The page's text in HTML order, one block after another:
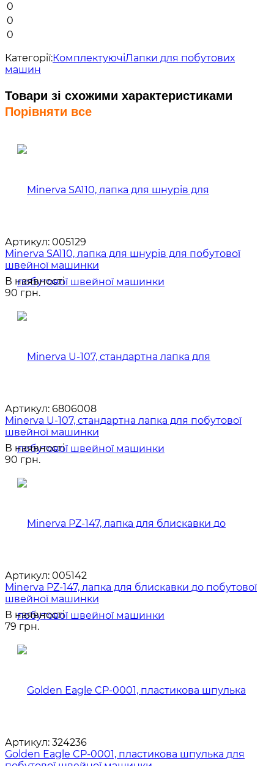
0
0
0
Категорії:КомплектуючіЛапки для побутових
машин
Товари зі схожими характеристиками
Порівняти все
Артикул: 005129
Minerva SA110, лапка для шнурів для побутової
швейної машинки
В наявності
90 грн.
Артикул: 6806008
Minerva U-107, стандартна лапка для побутової
швейної машинки
В наявності
90 грн.
Артикул: 005142
Minerva PZ-147, лапка для блискавки до побутової
швейної машинки
В наявності
79 грн.
Артикул: 324236
Golden Eagle CP-0001, пластикова шпулька для